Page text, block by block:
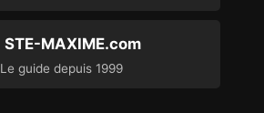
STE-MAXIME.com
Le guide depuis 1999